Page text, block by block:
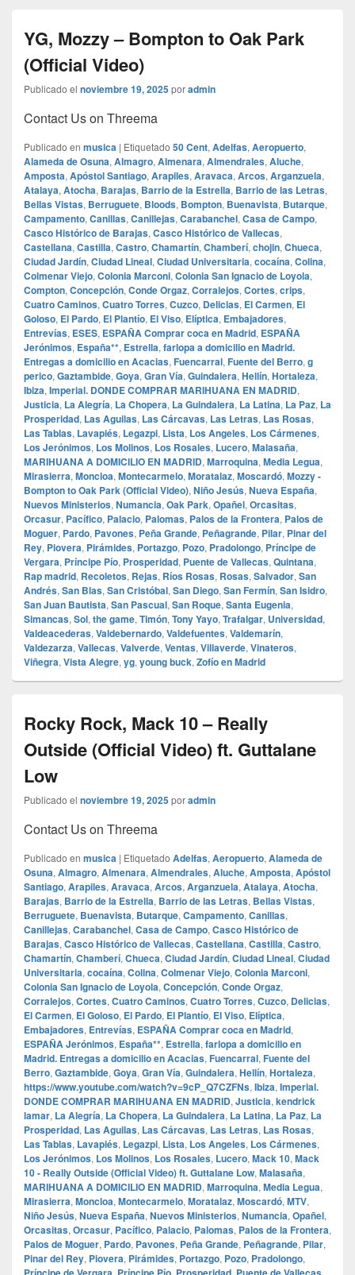
YG, Mozzy – Bompton to Oak Park
(Official Video)
Publicado el noviembre 19, 2025poradmin
Contact Us on Threema
Publicado en musica | Etiquetado 50 Cent, Adelfas, Aeropuerto,
Alameda de Osuna, Almagro, Almenara, Almendrales, Aluche,
Amposta, Apóstol Santiago, Arapiles, Aravaca, Arcos, Arganzuela,
Atalaya, Atocha, Barajas, Barrio de la Estrella, Barrio de las Letras,
Bellas Vistas, Berruguete, Bloods, Bompton, Buenavista, Butarque,
Campamento, Canillas, Canillejas, Carabanchel, Casa de Campo,
Casco Histórico de Barajas, Casco Histórico de Vallecas,
Castellana, Castilla, Castro, Chamartín, Chamberí, chojin, Chueca,
Ciudad Jardín, Ciudad Lineal, Ciudad Universitaria, cocaína, Colina,
Colmenar Viejo, Colonia Marconi, Colonia San Ignacio de Loyola,
Compton, Concepción, Conde Orgaz, Corralejos, Cortes, crips,
Cuatro Caminos, Cuatro Torres, Cuzco, Delicias, El Carmen, El
Goloso, El Pardo, El Plantío, El Viso, Elíptica, Embajadores,
Entrevías, ESES, ESPAÑA Comprar coca en Madrid, ESPAÑA
Jerónimos, España**, Estrella, farlopa a domicilio en Madrid.
Entregas a domicilio en Acacias, Fuencarral, Fuente del Berro, g
perico, Gaztambide, Goya, Gran Vía, Guindalera, Hellín, Hortaleza,
Ibiza, Imperial. DONDE COMPRAR MARIHUANA EN MADRID,
Justicia, La Alegría, La Chopera, La Guindalera, La Latina, La Paz, La
Prosperidad, Las Aguilas, Las Cárcavas, Las Letras, Las Rosas,
Las Tablas, Lavapiés, Legazpi, Lista, Los Angeles, Los Cármenes,
Los Jerónimos, Los Molinos, Los Rosales, Lucero, Malasaña,
MARIHUANA A DOMICILIO EN MADRID, Marroquina, Media Legua,
Mirasierra, Moncloa, Montecarmelo, Moratalaz, Moscardó, Mozzy -
Bompton to Oak Park (Official Video), Niño Jesús, Nueva España,
Nuevos Ministerios, Numancia, Oak Park, Opañel, Orcasitas,
Orcasur, Pacífico, Palacio, Palomas, Palos de la Frontera, Palos de
Moguer, Pardo, Pavones, Peña Grande, Peñagrande, Pilar, Pinar del
Rey, Piovera, Pirámides, Portazgo, Pozo, Pradolongo, Príncipe de
Vergara, Príncipe Pío, Prosperidad, Puente de Vallecas, Quintana,
Rap madrid, Recoletos, Rejas, Ríos Rosas, Rosas, Salvador, San
Andrés, San Blas, San Cristóbal, San Diego, San Fermín, San Isidro,
San Juan Bautista, San Pascual, San Roque, Santa Eugenia,
Simancas, Sol, the game, Timón, Tony Yayo, Trafalgar, Universidad,
Valdeacederas, Valdebernardo, Valdefuentes, Valdemarín,
Valdezarza, Vallecas, Valverde, Ventas, Villaverde, Vinateros,
Viñegra, Vista Alegre, yg, young buck, Zofío en Madrid
Rocky Rock, Mack 10 – Really
Outside (Official Video) ft. Guttalane
Low
Publicado el noviembre 19, 2025poradmin
Contact Us on Threema
Publicado en musica | Etiquetado Adelfas, Aeropuerto, Alameda de
Osuna, Almagro, Almenara, Almendrales, Aluche, Amposta, Apóstol
Santiago, Arapiles, Aravaca, Arcos, Arganzuela, Atalaya, Atocha,
Barajas, Barrio de la Estrella, Barrio de las Letras, Bellas Vistas,
Berruguete, Buenavista, Butarque, Campamento, Canillas,
Canillejas, Carabanchel, Casa de Campo, Casco Histórico de
Barajas, Casco Histórico de Vallecas, Castellana, Castilla, Castro,
Chamartín, Chamberí, Chueca, Ciudad Jardín, Ciudad Lineal, Ciudad
Universitaria, cocaína, Colina, Colmenar Viejo, Colonia Marconi,
Colonia San Ignacio de Loyola, Concepción, Conde Orgaz,
Corralejos, Cortes, Cuatro Caminos, Cuatro Torres, Cuzco, Delicias,
El Carmen, El Goloso, El Pardo, El Plantío, El Viso, Elíptica,
Embajadores, Entrevías, ESPAÑA Comprar coca en Madrid,
ESPAÑA Jerónimos, España**, Estrella, farlopa a domicilio en
Madrid. Entregas a domicilio en Acacias, Fuencarral, Fuente del
Berro, Gaztambide, Goya, Gran Vía, Guindalera, Hellín, Hortaleza,
https://www.youtube.com/watch?v=9cP_Q7CZFNs, Ibiza, Imperial.
DONDE COMPRAR MARIHUANA EN MADRID, Justicia, kendrick
lamar, La Alegría, La Chopera, La Guindalera, La Latina, La Paz, La
Prosperidad, Las Aguilas, Las Cárcavas, Las Letras, Las Rosas,
Las Tablas, Lavapiés, Legazpi, Lista, Los Angeles, Los Cármenes,
Los Jerónimos, Los Molinos, Los Rosales, Lucero, Mack 10, Mack
10 - Really Outside (Official Video) ft. Guttalane Low, Malasaña,
MARIHUANA A DOMICILIO EN MADRID, Marroquina, Media Legua,
Mirasierra, Moncloa, Montecarmelo, Moratalaz, Moscardó, MTV,
Niño Jesús, Nueva España, Nuevos Ministerios, Numancia, Opañel,
Orcasitas, Orcasur, Pacífico, Palacio, Palomas, Palos de la Frontera,
Palos de Moguer, Pardo, Pavones, Peña Grande, Peñagrande, Pilar,
Pinar del Rey, Piovera, Pirámides, Portazgo, Pozo, Pradolongo,